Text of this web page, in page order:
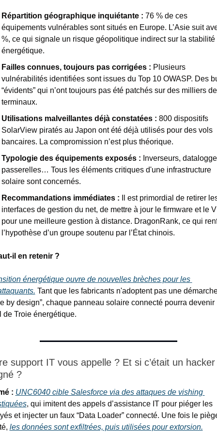
Répartition géographique inquiétante : 76 % de ces
équipements vulnérables sont situés en Europe. L’Asie suit
%, ce qui signale un risque géopolitique indirect sur la stabilité
énergétique.
Failles connues, toujours pas corrigées : Plusieurs
vulnérabilités identifiées sont issues du Top 10 OWASP. Des
“évidents” qui n’ont toujours pas été patchés sur des milliers de
terminaux.
Utilisations malveillantes déjà constatées : 800 dispositifs
SolarView piratés au Japon ont été déjà utilisés pour des vols
bancaires. La compromission n’est plus théorique.
Typologie des équipements exposés : Inverseurs,
passerelles… Tous les éléments critiques d'une infrastructure
solaire sont concernés.
Recommandations immédiates : Il est primordial de retirer
interfaces de gestion du net, de mettre à jour le firmware et le
pour une meilleure gestion à distance. DragonRank, ce qui
l’hypothèse d’un groupe soutenu par l’État chinois.
il en retenir ?
énergétique ouvre de nouvelles brèches pour les
Tant que les fabricants n'adoptent pas une
by design”, chaque panneau solaire connecté pourra devenir
de Troie énergétique.
support IT vous appelle ? Et si c’était un
?
: UNC6040 cible Salesforce via des attaques de vishing
, qui imitent des appels d’assistance IT pour piéger les
et injecter un faux “Data Loader” connecté. Une fois le
les données sont exfiltrées, puis utilisées pour extorsion.